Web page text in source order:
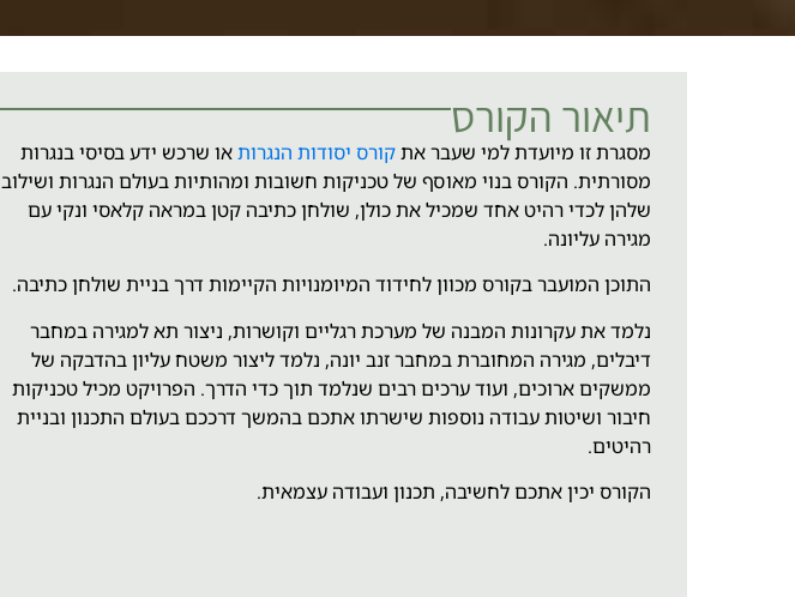
תיאור הקורס
מסגרת זו מיועדת למי שעבר אתקורס יסודות הנגרותאו שרכש ידע בסיסי בנגרות
מסורתית. הקורס בנוי מאוסף של טכניקות חשובות ומהותיות בעולם הנגרות ושילוב
שלהן לכדי רהיט אחד שמכיל את כולן, שולחן כתיבה קטן במראה קלאסי ונקי עם
מגירה עליונה.
התוכן המועבר בקורס מכוון לחידוד המיומנויות הקיימות דרך בניית שולחן כתיבה.
נלמד את עקרונות המבנה של מערכת רגליים וקושרות, ניצור תא למגירה במחבר
דיבלים, מגירה המחוברת במחבר זנב יונה, נלמד ליצור משטח עליון בהדבקה של
ממשקים ארוכים, ועוד ערכים רבים שנלמד תוך כדי הדרך. הפרויקט מכיל טכניקות
חיבור ושיטות עבודה נוספות שישרתו אתכם בהמשך דרככם בעולם התכנון ובניית
רהיטים.
הקורס יכין אתכם לחשיבה, תכנון ועבודה עצמאית.